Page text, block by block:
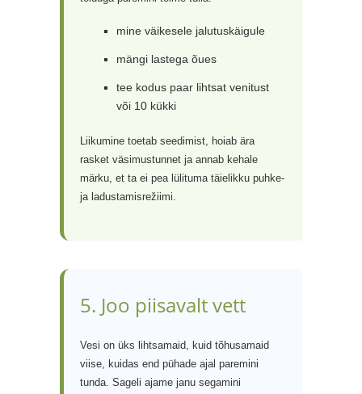
mine väikesele jalutuskäigule
mängi lastega õues
tee kodus paar lihtsat venitust
või 10 kükki
Liikumine toetab seedimist, hoiab ära
rasket väsimustunnet ja annab kehale
märku, et ta ei pea lülituma täielikku puhke-
ja ladustamisrežiimi.
5. Joo piisavalt vett
Vesi on üks lihtsamaid, kuid tõhusamaid
viise, kuidas end pühade ajal paremini
tunda. Sageli ajame janu segamini